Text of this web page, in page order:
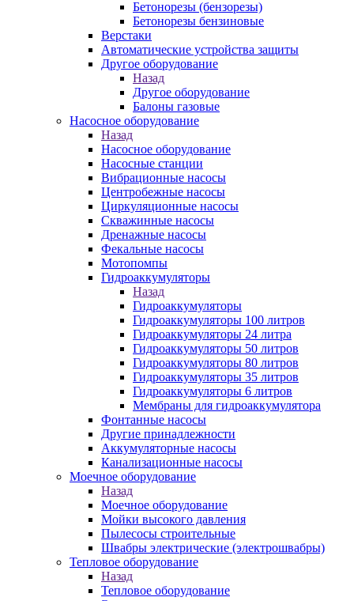
Бетонорезы (бензорезы)
Бетонорезы бензиновые
Верстаки
Автоматические устройства защиты
Другое оборудование
Назад
Другое оборудование
Балоны газовые
Насосное оборудование
Назад
Насосное оборудование
Насосные станции
Вибрационные насосы
Центробежные насосы
Циркуляционные насосы
Скважинные насосы
Дренажные насосы
Фекальные насосы
Мотопомпы
Гидроаккумуляторы
Назад
Гидроаккумуляторы
Гидроаккумуляторы 100 литров
Гидроаккумуляторы 24 литра
Гидроаккумуляторы 50 литров
Гидроаккумуляторы 80 литров
Гидроаккумуляторы 35 литров
Гидроаккумуляторы 6 литров
Мембраны для гидроаккумулятора
Фонтанные насосы
Другие принадлежности
Аккумуляторные насосы
Канализационные насосы
Моечное оборудование
Назад
Моечное оборудование
Мойки высокого давления
Пылесосы строительные
Швабры электрические (электрошвабры)
Тепловое оборудование
Назад
Тепловое оборудование